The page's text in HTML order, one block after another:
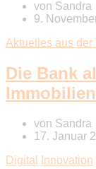
von Sandra
9.
Aktuelles aus der
Die Bank
von Sandra
17. Januar
Digital
Innovation